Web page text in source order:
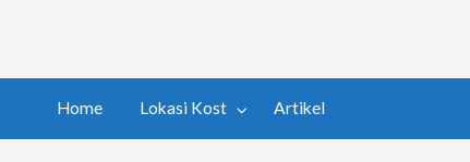
Home Lokasi Kost Artikel